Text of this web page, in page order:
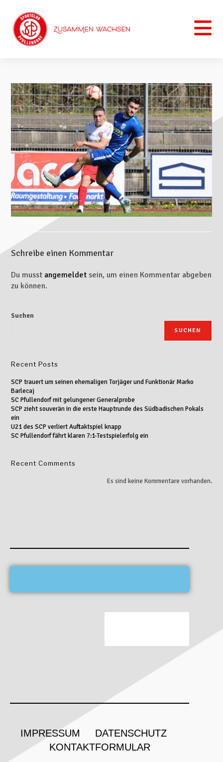
Schreibe einen Kommentar
Du musst angemeldet sein, um einen Kommentar abgeben
zu können.
Suchen
SUCHEN
Recent Posts
SCP trauert um seinen ehemaligen Torjäger und Funktionär Marko
Barlecaj
SC Pfullendorf mit gelungener Generalprobe
SCP zieht souverän in die erste Hauptrunde des Südbadischen Pokals
ein
U21 des SCP verliert Auftaktspiel knapp
SC Pfullendorf fährt klaren 7:1-Testspielerfolg ein
Recent Comments
Es sind keine Kommentare vorhanden.
IMPRESSUM
DATENSCHUTZ
KONTAKTFORMULAR